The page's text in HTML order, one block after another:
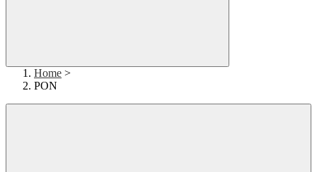
Home >
PON